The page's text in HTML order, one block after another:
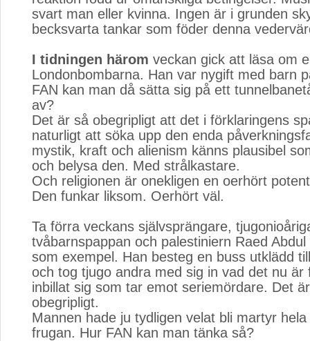
svart man eller kvinna. Ingen är i grunden
becksvarta tankar som föder denna
I tidningen härom veckan gick att läsa om
Londonbombarna. Han var nygift med barn
FAN kan man då sätta sig på ett
av?
Det är så obegripligt att det i förklaringens
naturligt att söka upp den enda
mystik, kraft och alienism känns plausibel
och belysa den. Med strålkastare.
Och religionen är onekligen en oerhört
Den funkar liksom. Oerhört väl.
Ta förra veckans självsprängare,
tvåbarnspappan och palestiniern Raed
som exempel. Han besteg en buss utklädd
och tog tjugo andra med sig in vad det nu är
inbillat sig som tar emot seriemördare. Det
obegripligt.
Mannen hade ju tydligen velat bli martyr
frugan. Hur FAN kan man tänka så?